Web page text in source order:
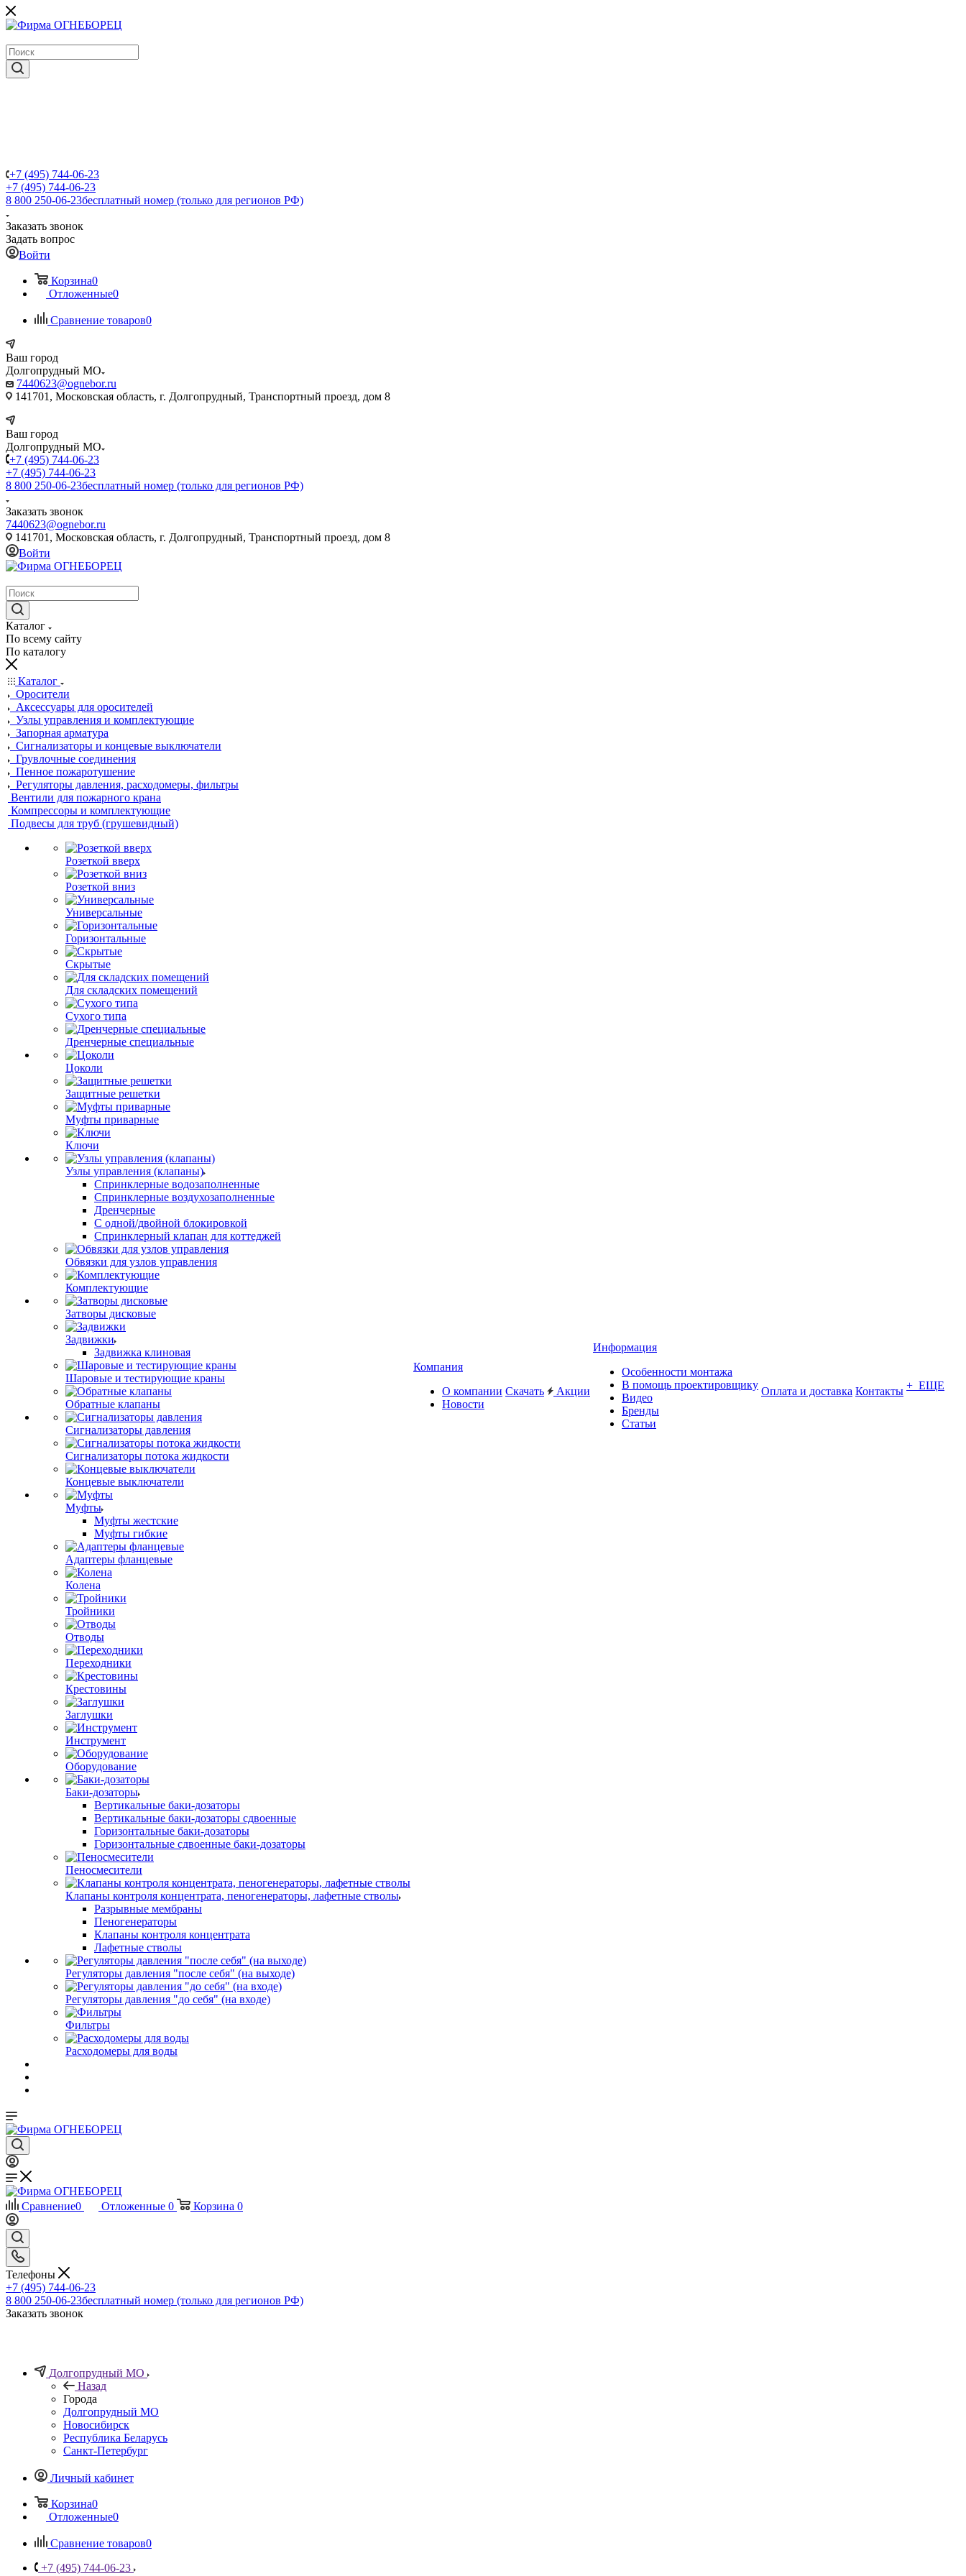
+7 (495) 744-06-23
+7 (495) 744-06-23
8 800 250-06-23бесплатный номер (только для регионов РФ)
Заказать звонок
Задать вопрос
Войти
Корзина0
Отложенные0
Сравнение товаров0
Ваш город
Долгопрудный МО
7440623@ognebor.ru
141701, Московская область, г. Долгопрудный, Транспортный проезд, дом 8
Ваш город
Долгопрудный МО
+7 (495) 744-06-23
+7 (495) 744-06-23
8 800 250-06-23бесплатный номер (только для регионов РФ)
Заказать звонок
7440623@ognebor.ru
141701, Московская область, г. Долгопрудный, Транспортный проезд, дом 8
Войти
Каталог
По всему сайту
По каталогу
Каталог
Оросители
Аксессуары для оросителей
Узлы управления и комплектующие
Запорная арматура
Сигнализаторы и концевые выключатели
Грувлочные соединения
Пенное пожаротушение
Регуляторы давления, расходомеры, фильтры
Вентили для пожарного крана
Компрессоры и комплектующие
Подвесы для труб (грушевидный)
Розеткой вверх
Розеткой вниз
Универсальные
Горизонтальные
Скрытые
Для складских помещений
Сухого типа
Дренчерные специальные
Цоколи
Защитные решетки
Муфты приварные
Ключи
Узлы управления (клапаны)
Спринклерные водозаполненные
Спринклерные воздухозаполненные
Дренчерные
С одной/двойной блокировкой
Спринклерный клапан для коттеджей
Обвязки для узлов управления
Комплектующие
Затворы дисковые
Задвижки
Задвижка клиновая
Шаровые и тестирующие краны
Обратные клапаны
Сигнализаторы давления
Сигнализаторы потока жидкости
Концевые выключатели
Муфты
Муфты жестские
Муфты гибкие
Адаптеры фланцевые
Колена
Тройники
Отводы
Переходники
Крестовины
Заглушки
Инструмент
Оборудование
Баки-дозаторы
Вертикальные баки-дозаторы
Вертикальные баки-дозаторы сдвоенные
Горизонтальные баки-дозаторы
Горизонтальные сдвоенные баки-дозаторы
Пеносмесители
Клапаны контроля концентрата, пеногенераторы, лафетные стволы
Разрывные мембраны
Пеногенераторы
Клапаны контроля концентрата
Лафетные стволы
Регуляторы давления "после себя" (на выходе)
Регуляторы давления "до себя" (на входе)
Фильтры
Расходомеры для воды
Компания
О компании
Новости
Скачать Акции
Информация
Особенности монтажа
В помощь проектировщику
Видео
Бренды
Статьи
Оплата и доставка Контакты + ЕЩЕ
Сравнение0 Отложенные 0 Корзина 0
Телефоны
+7 (495) 744-06-23
8 800 250-06-23бесплатный номер (только для регионов РФ)
Заказать звонок
Долгопрудный МО
Назад
Города
Долгопрудный МО
Новосибирск
Республика Беларусь
Санкт-Петербург
Личный кабинет
Корзина0
Отложенные0
Сравнение товаров0
+7 (495) 744-06-23